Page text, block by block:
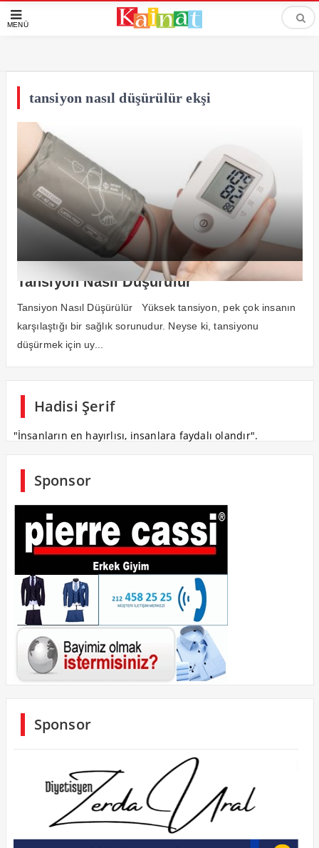
MENÜ
tansiyon nasıl düşürülür ekşi
Tansiyon Nasıl Düşürülür
Tansiyon Nasıl Düşürülür Yüksek tansiyon, pek çok insanın
karşılaştığı bir sağlık sorunudur. Neyse ki, tansiyonu
düşürmek için uy...
Hadisi Şerif
"İnsanların en hayırlısı, insanlara faydalı olandır".
Sponsor
Sponsor